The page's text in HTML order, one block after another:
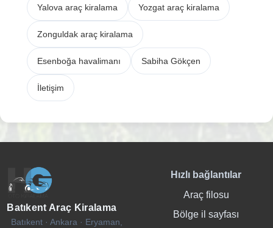
Yalova araç kiralama Yozgat araç kiralama
Zonguldak araç kiralama
Esenboğa havalimanı Sabiha Gökçen
İletişim
Batıkent Araç Kiralama
Batıkent · Ankara · Eryaman,
Hızlı bağlantılar
Araç filosu
Bölge il sayfası